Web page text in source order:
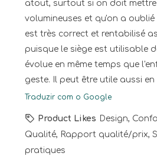
atout, surtout si on doit
volumineuses et qu'on a oublié
est très correct et rentabilisé
puisque le siège est utilisable
évolue en même temps que
geste. Il peut être utile aussi
Traduzir com o Google
Product Likes Design,
Qualité, Rapport qualité/prix,
pratiques